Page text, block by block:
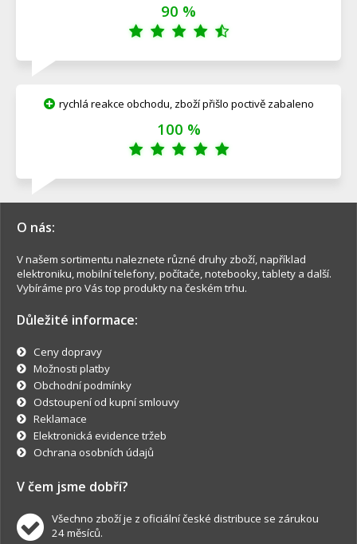
90 %
rychlá reakce obchodu, zboží přišlo poctivě zabaleno
100 %
O nás:
V našem sortimentu naleznete různé druhy zboží, například
elektroniku, mobilní telefony, počítače, notebooky, tablety a další.
Vybíráme pro Vás top produkty na českém trhu.
Důležité informace:
Ceny dopravy
Možnosti platby
Obchodní podmínky
Odstoupení od kupní smlouvy
Reklamace
Elektronická evidence tržeb
Ochrana osobních údajů
V čem jsme dobří?
Všechno zboží je z oficiální české distribuce se zárukou
24 měsíců.